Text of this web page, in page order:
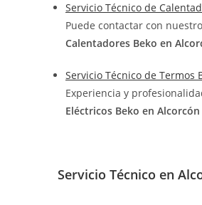
Servicio Técnico de
Puede contactar con
Calentadores Beko en
Servicio Técnico de Termos
Experiencia y
Eléctricos Beko en Alcorcón
Servicio Técnico en